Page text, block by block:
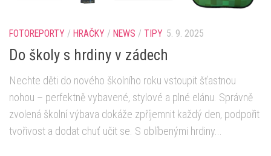
FOTOREPORTY / HRAČKY / NEWS / TIPY 5. 9. 2025
Do školy s hrdiny v zádech
Nechte děti do nového školního roku vstoupit šťastnou
nohou – perfektně vybavené, stylové a plné elánu. Správně
zvolená školní výbava dokáže zpříjemnit každý den, podpořit
tvořivost a dodat chuť učit se. S oblíbenými hrdiny...